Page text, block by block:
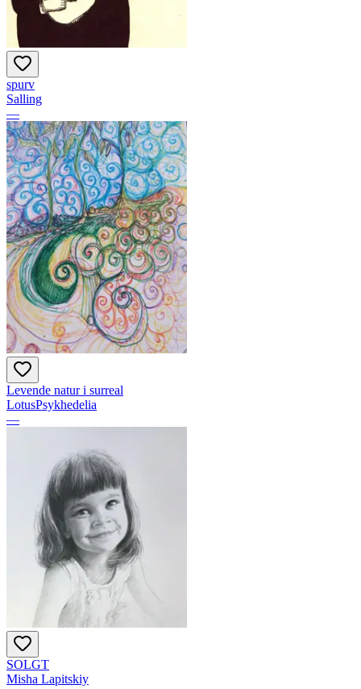
spurv
Salling
—
Levende natur i surreal
LotusPsykhedelia
—
SOLGT
Misha Lapitskiy